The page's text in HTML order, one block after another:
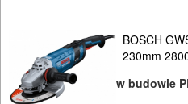
szlifierki
proste
BOSCH
230mm
w budowie